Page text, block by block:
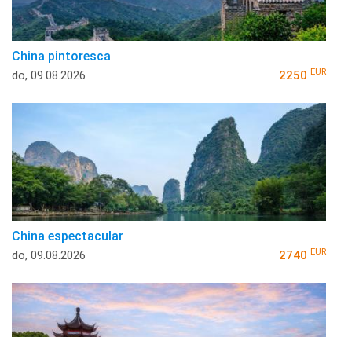
China pintoresca
do, 09.08.2026 2250 EUR
China espectacular
do, 09.08.2026 2740 EUR